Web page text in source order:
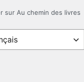
sur Au chemin des livres